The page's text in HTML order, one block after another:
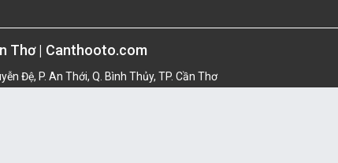
Thơ | Canthooto.com
Đệ, P. An Thới, Q. Bình Thủy, TP. Cần Thơ